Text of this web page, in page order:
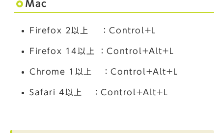
Mac
Firefox 2以上 ：Control+L
Firefox 14以上 ：Control+Alt+L
Chrome 1以上 ：Control+Alt+L
Safari 4以上 ：Control+Alt+L